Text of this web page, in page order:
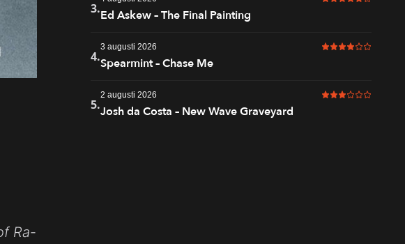
Ra-
3. 5 av 6 i betyg
Ed Askew – The Final Painting
4.
3 augusti 2026 4 av 6 i betyg
Spearmint – Chase Me
5.
2 augusti 2026 3 av 6 i betyg
Josh da Costa – New Wave Graveyard